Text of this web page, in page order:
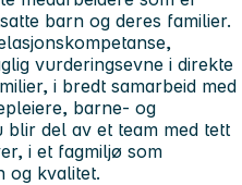
barn og deres familier.
vurderingsevne i direkte
i bredt samarbeid med
barne- og
blir del av et team med tett
i et fagmiljø som
og kvalitet.